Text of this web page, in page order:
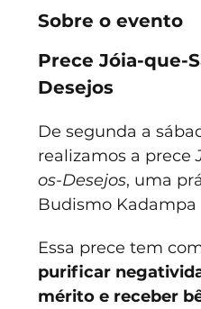
Sobre o evento
Prece Jóia-que-
Desejos
De segunda a
realizamos a prece
os-Desejos, uma
Budismo Kadampa
Essa prece tem
purificar
mérito e receber